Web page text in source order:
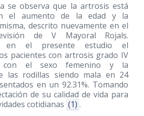
se observa que la artrosis está
el aumento de la edad y la
descrito nuevamente en el
de V Mayoral Rojals.
en el presente estudio el
pacientes con artrosis grado IV
con el sexo femenino y la
las rodillas siendo mala en 24
en un 92.31%. Tomando
de su calidad de vida para
cotidianas (1) .